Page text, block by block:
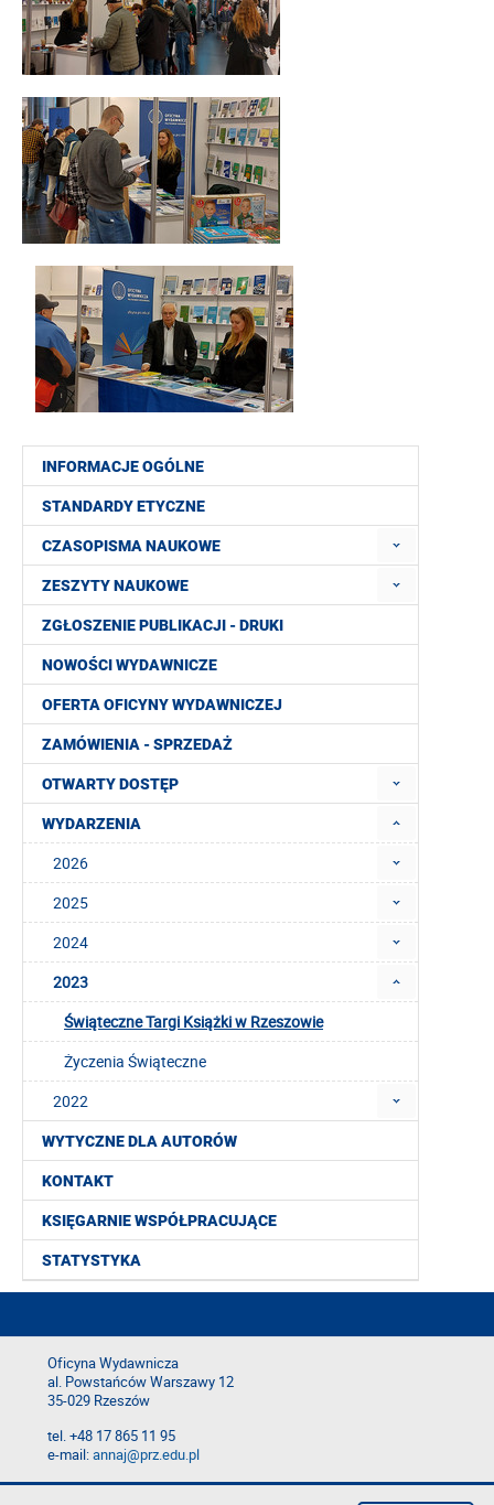
INFORMACJE OGÓLNE
STANDARDY ETYCZNE
CZASOPISMA NAUKOWE
ZESZYTY NAUKOWE
ZGŁOSZENIE PUBLIKACJI - DRUKI
NOWOŚCI WYDAWNICZE
OFERTA OFICYNY WYDAWNICZEJ
ZAMÓWIENIA - SPRZEDAŻ
OTWARTY DOSTĘP
WYDARZENIA
2026
2025
2024
2023
Świąteczne Targi Książki w Rzeszowie
Życzenia Świąteczne
2022
WYTYCZNE DLA AUTORÓW
KONTAKT
KSIĘGARNIE WSPÓŁPRACUJĄCE
STATYSTYKA
Oficyna Wydawnicza
al. Powstańców Warszawy 12
35-029 Rzeszów
tel. +48 17 865 11 95
e-mail:annaj@prz.edu.pl
Deklaracja dostępności